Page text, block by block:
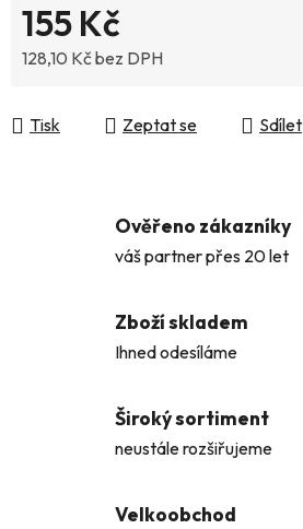
155 Kč
128,10 Kč bez DPH
Tisk
Zeptat se Sdílet
Ověřeno zákazníky
váš partner přes 20 let
Zboží skladem
Ihned odesíláme
Široký sortiment
neustále rozšiřujeme
Velkoobchod